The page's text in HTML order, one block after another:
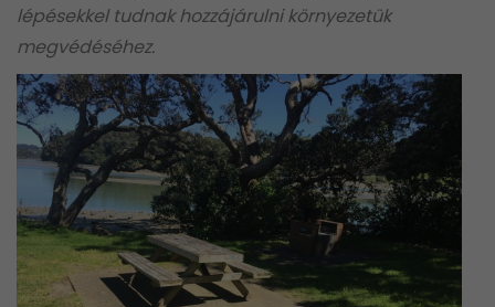
lépésekkel tudnak hozzájárulni környezetük
megvédéséhez.